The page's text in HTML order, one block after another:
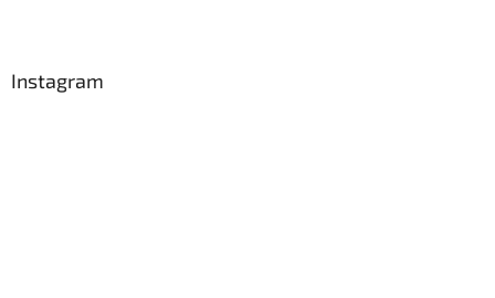
Instagram